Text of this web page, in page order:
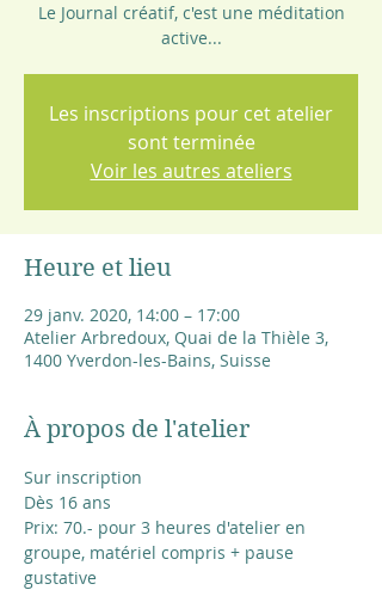
Le Journal créatif, c'est une méditation
active...
Les inscriptions pour cet atelier
sont terminée
Voir les autres ateliers
Heure et lieu
29 janv. 2020, 14:00 – 17:00
Atelier Arbredoux, Quai de la Thièle 3,
1400 Yverdon-les-Bains, Suisse
À propos de l'atelier
Sur inscription
Dès 16 ans
Prix: 70.- pour 3 heures d'atelier en
groupe, matériel compris + pause
gustative